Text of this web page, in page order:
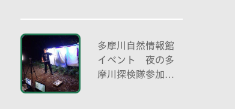
多摩川自然情報館
イベント 夜の多
摩川探検隊参加者